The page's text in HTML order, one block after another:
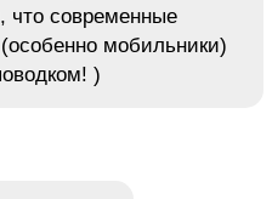
что современные
мобильники)
)